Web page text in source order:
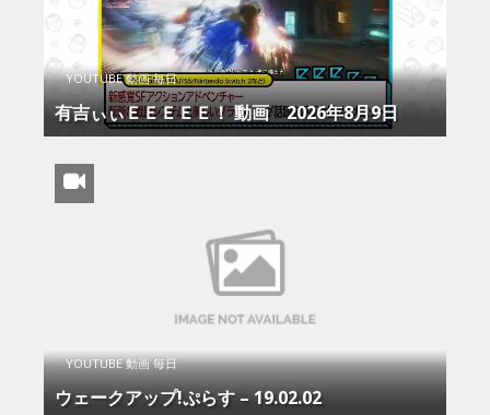
YOUTUBE 動画 毎日
有吉ぃぃＥＥＥＥＥ！ 動画 2026年8月9日
YOUTUBE 動画 毎日
ウェークアップ!ぷらす – 19.02.02